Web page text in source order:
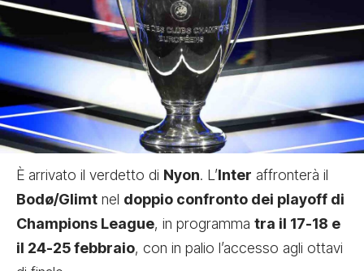
È arrivato il verdetto di Nyon. L’Inter affronterà il
Bodø/Glimt nel doppio confronto dei playoff di
Champions League, in programma tra il 17-18 e
il 24-25 febbraio, con in palio l’accesso agli ottavi